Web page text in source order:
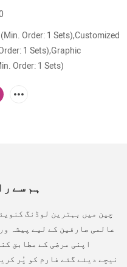
Order: 1 Sets),Customized
1 Sets),Graphic
Order: 1 Sets)
ہم سے
چین میں بہترین لوڈنگ
اپنی مرضی کے مطابق
نیچے دیئے گئے فارم کو پُر